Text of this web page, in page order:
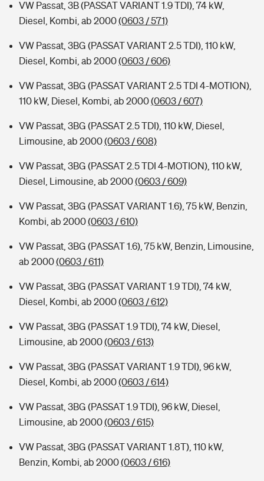
VW Passat, 3B (PASSAT VARIANT 1.9 TDI), 74 kW,
Diesel, Kombi, ab 2000(0603 / 571)
VW Passat, 3BG (PASSAT VARIANT 2.5 TDI), 110 kW,
Diesel, Kombi, ab 2000(0603 / 606)
VW Passat, 3BG (PASSAT VARIANT 2.5 TDI 4-MOTION),
110 kW, Diesel, Kombi, ab 2000(0603 / 607)
VW Passat, 3BG (PASSAT 2.5 TDI), 110 kW, Diesel,
Limousine, ab 2000(0603 / 608)
VW Passat, 3BG (PASSAT 2.5 TDI 4-MOTION), 110 kW,
Diesel, Limousine, ab 2000(0603 / 609)
VW Passat, 3BG (PASSAT VARIANT 1.6), 75 kW, Benzin,
Kombi, ab 2000(0603 / 610)
VW Passat, 3BG (PASSAT 1.6), 75 kW, Benzin, Limousine,
ab 2000(0603 / 611)
VW Passat, 3BG (PASSAT VARIANT 1.9 TDI), 74 kW,
Diesel, Kombi, ab 2000(0603 / 612)
VW Passat, 3BG (PASSAT 1.9 TDI), 74 kW, Diesel,
Limousine, ab 2000(0603 / 613)
VW Passat, 3BG (PASSAT VARIANT 1.9 TDI), 96 kW,
Diesel, Kombi, ab 2000(0603 / 614)
VW Passat, 3BG (PASSAT 1.9 TDI), 96 kW, Diesel,
Limousine, ab 2000(0603 / 615)
VW Passat, 3BG (PASSAT VARIANT 1.8T), 110 kW,
Benzin, Kombi, ab 2000(0603 / 616)